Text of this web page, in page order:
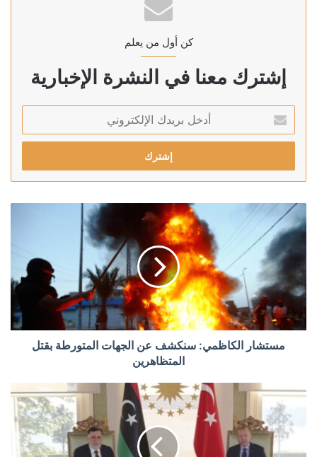
كن أول من يعلم
إشترك معنا في النشرة الإخبارية
بريدك
الإلكتروني
مستشار الكاظمي: سنكشف عن الجهات المتورطة بقتل
المتظاهرين